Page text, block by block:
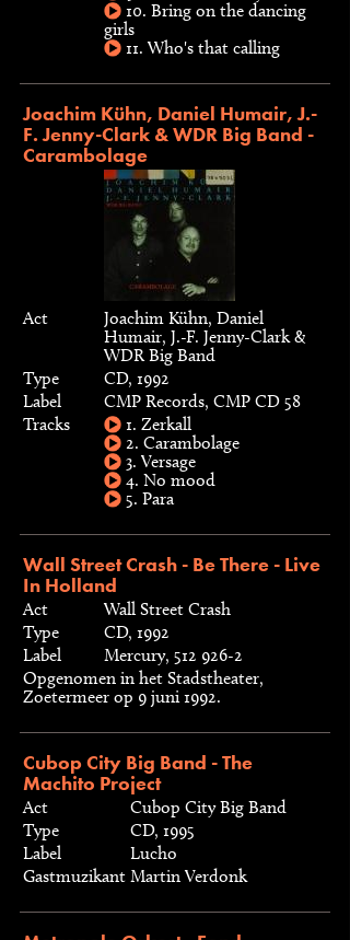
10. Bring on the dancing
girls
11. Who's that calling
Joachim Kühn, Daniel Humair, J.-
F. Jenny-Clark & WDR Big Band -
Carambolage
Act
Joachim Kühn, Daniel
Humair, J.-F. Jenny-Clark &
WDR Big Band
Type
CD, 1992
Label
CMP Records, CMP CD 58
Tracks
1. Zerkall
2. Carambolage
3. Versage
4. No mood
5. Para
Wall Street Crash - Be There - Live
In Holland
Act
Wall Street Crash
Type
CD, 1992
Label
Mercury, 512 926-2
Opgenomen in het Stadstheater,
Zoetermeer op 9 juni 1992.
Cubop City Big Band - The
Machito Project
Act
Cubop City Big Band
Type
CD, 1995
Label
Lucho
Gastmuzikant Martin Verdonk